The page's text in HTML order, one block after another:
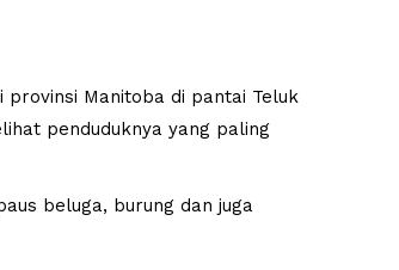
Manitoba di pantai Teluk
penduduknya yang paling
beluga, burung dan juga